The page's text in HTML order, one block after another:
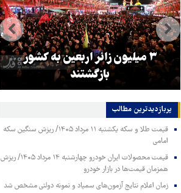
۳ میلیون زائر اربعین به کشور
بازگشتند
پربازدیدترین‌ مطالب
قیمت طلا و سکه یکشنبه ۱۱ مرداد ۱۴۰۵/ ریزش سنگین سکه
امامی
قیمت محصولات ایران خودرو چهارشنبه ۱۴ مرداد ۱۴۰۵/ ریزش
همزمان قیمت‌ها در بازار خودرو
زمان اعلام نتایج آزمون‌های سمپاد و نمونه دولتی مشخص شد